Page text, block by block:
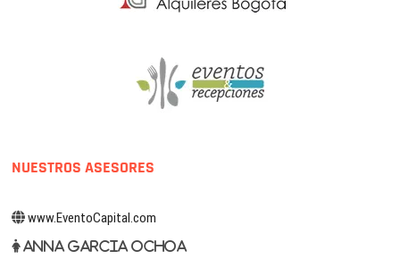
NUESTROS ASESORES
www.EventoCapital.com
Anna Garcia Ochoa